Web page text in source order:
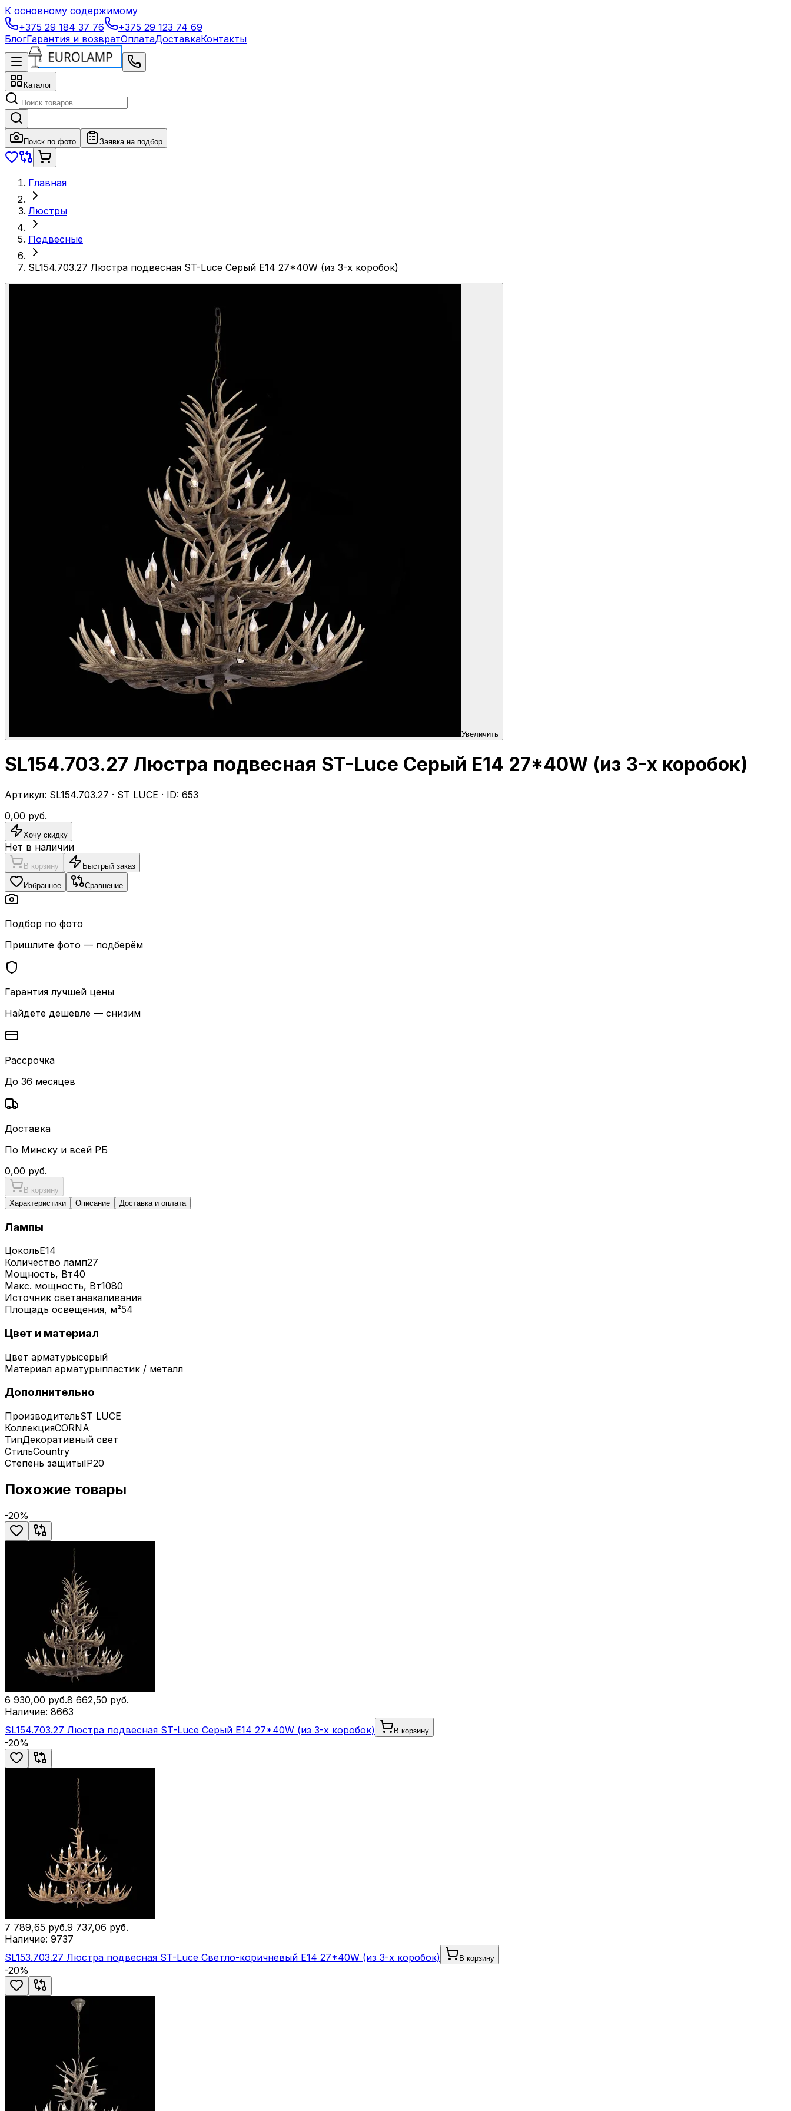
К основному содержимому
+375 29 184 37 76
+375 29 123 74 69
БлогГарантия и возвратОплатаДоставкаКонтакты
Каталог
Поиск по фото Заявка на подбор
Главная
Люстры
Подвесные
SL154.703.27 Люстра подвесная ST-Luce Серый E14 27*40W (из 3-х коробок)
Увеличить
SL154.703.27 Люстра подвесная ST-Luce Серый E14 27*40W (из 3-х коробок)
Артикул: SL154.703.27 · ST LUCE · ID: 653
0,00 руб.
Хочу скидку
Нет в наличии
В корзину Быстрый заказ
Избранное Сравнение
Подбор по фото
Пришлите фото — подберём
Гарантия лучшей цены
Найдёте дешевле — снизим
Рассрочка
До 36 месяцев
Доставка
По Минску и всей РБ
0,00 руб.
В корзину
Характеристики
Описание Доставка и оплата
Лампы
ЦокольE14
Количество ламп27
Мощность, Вт40
Макс. мощность, Вт1080
Источник светанакаливания
Площадь освещения, м²54
Цвет и материал
Цвет арматурысерый
Материал арматурыпластик / металл
Дополнительно
ПроизводительST LUCE
КоллекцияCORNA
ТипДекоративный свет
СтильCountry
Степень защитыIP20
Похожие товары
-20%
6 930,00 руб.8 662,50 руб.
Наличие: 8663
SL154.703.27 Люстра подвесная ST-Luce Серый E14 27*40W (из 3-х коробок)
В корзину
-20%
7 789,65 руб.9 737,06 руб.
Наличие: 9737
SL153.703.27 Люстра подвесная ST-Luce Светло-коричневый E14 27*40W (из 3-х коробок)
В корзину
-20%